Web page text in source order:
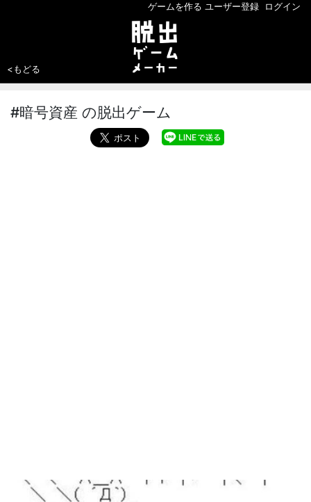
ゲームを作る ユーザー登録 ログイン
<もどる
#暗号資産 の脱出ゲーム